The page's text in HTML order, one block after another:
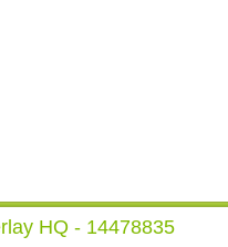
HQ - 14478835